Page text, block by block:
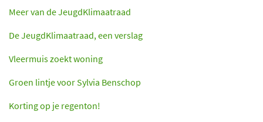
Meer van de JeugdKlimaatraad
De JeugdKlimaatraad, een verslag
Vleermuis zoekt woning
Groen lintje voor Sylvia Benschop
Korting op je regenton!